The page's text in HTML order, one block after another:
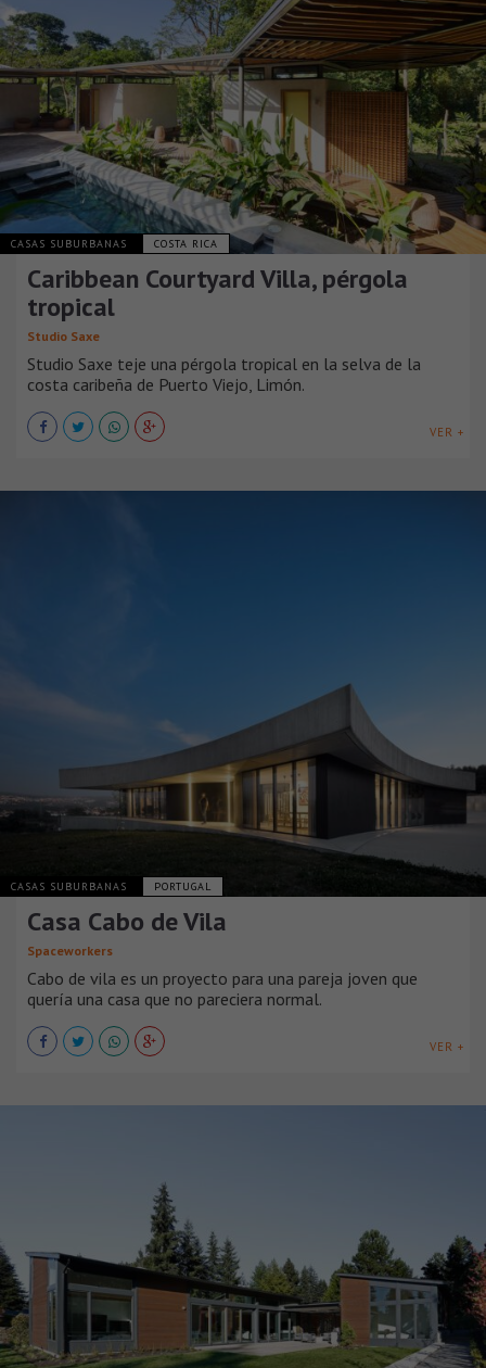
CASAS SUBURBANAS COSTA RICA
Caribbean Courtyard Villa, pérgola
tropical
Studio Saxe
Studio Saxe teje una pérgola tropical en la selva de la
costa caribeña de Puerto Viejo, Limón.
VER +
CASAS SUBURBANAS PORTUGAL
Casa Cabo de Vila
Spaceworkers
Cabo de vila es un proyecto para una pareja joven que
quería una casa que no pareciera normal.
VER +